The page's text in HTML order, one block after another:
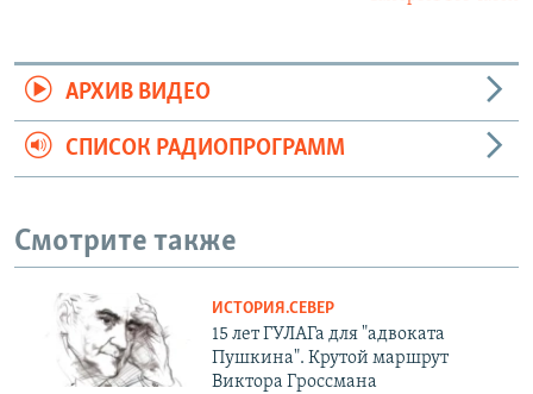
АРХИВ ВИДЕО
СПИСОК РАДИОПРОГРАММ
Смотрите также
ИСТОРИЯ.СЕВЕР
15 лет ГУЛАГа для "адвоката
Пушкина". Крутой маршрут
Виктора Гроссмана